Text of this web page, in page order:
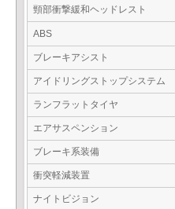
頸部衝撃緩和ヘッドレスト
ABS
ブレーキアシスト
アイドリングストップシステム
ランフラットタイヤ
エアサスペンション
ブレーキ系装備
衝突軽減装置
ナイトビジョン